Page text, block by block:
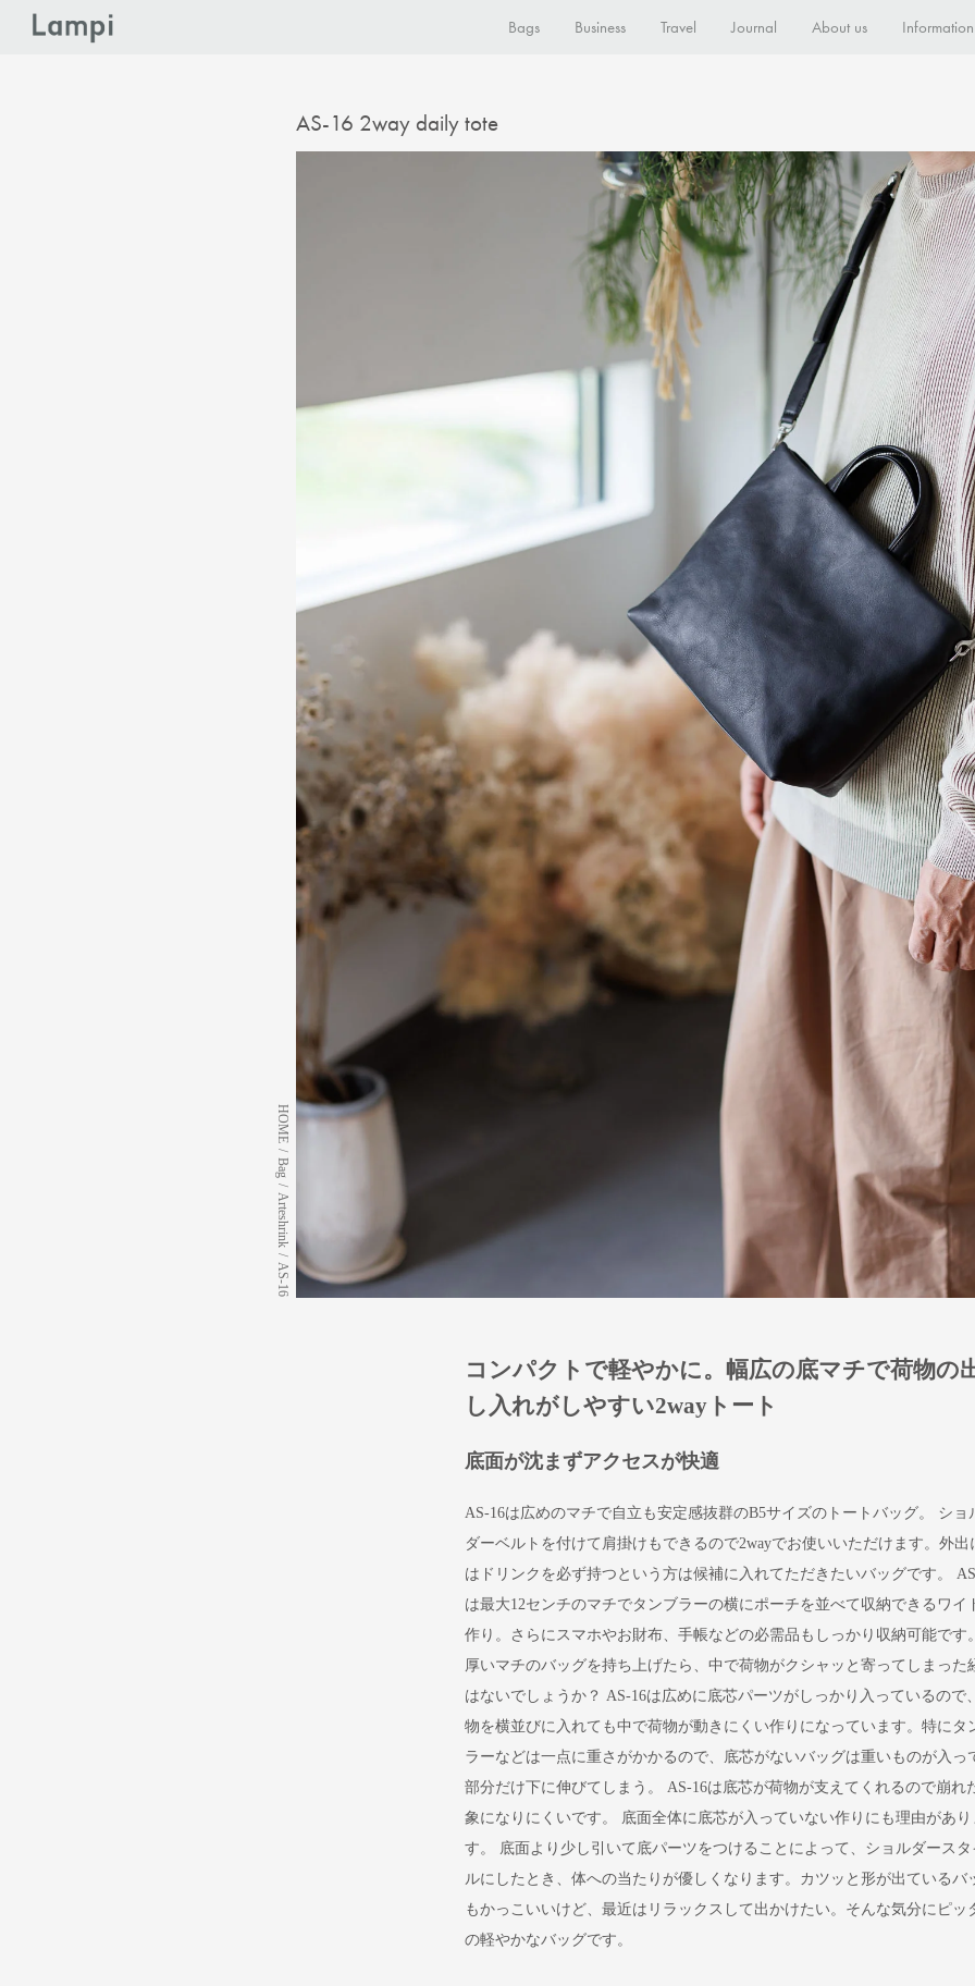
Bags Business Travel Journal About us Information
AS-16 2way daily tote
HOME
/
Bag
/
Arteshrink
/
AS-16
コンパクトで軽やかに。幅広の底マチで荷物の
し入れがしやすい2wayトート
底面が沈まずアクセスが快適
AS-16は広めのマチで自立も安定感抜群のB5サイズのトートバッグ。 ショ
ダーベルトを付けて肩掛けもできるので2wayでお使いいただけます。外出
はドリンクを必ず持つという方は候補に入れてただきたいバッグです。
は最大12センチのマチでタンブラーの横にポーチを並べて収納できるワイ
作り。さらにスマホやお財布、手帳などの必需品もしっかり収納可能です
厚いマチのバッグを持ち上げたら、中で荷物がクシャッと寄ってしまった
はないでしょうか？ AS-16は広めに底芯パーツがしっかり入っているので
物を横並びに入れても中で荷物が動きにくい作りになっています。特にタ
ラーなどは一点に重さがかかるので、底芯がないバッグは重いものが入っ
部分だけ下に伸びてしまう。 AS-16は底芯が荷物が支えてくれるので崩れ
象になりにくいです。 底面全体に底芯が入っていない作りにも理由があり
す。 底面より少し引いて底パーツをつけることによって、ショルダースタ
ルにしたとき、体への当たりが優しくなります。カツッと形が出ているバ
もかっこいいけど、最近はリラックスして出かけたい。そんな気分にピッ
の軽やかなバッグです。